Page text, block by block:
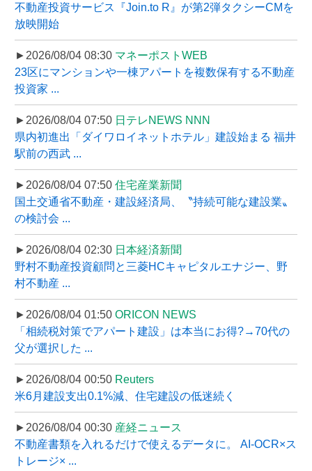
不動産投資サービス『Join.to R』が第2弾タクシーCMを
放映開始
►2026/08/04 08:30 マネーポストWEB
23区にマンションや一棟アパートを複数保有する不動産
投資家 ...
►2026/08/04 07:50 日テレNEWS NNN
県内初進出「ダイワロイネットホテル」建設始まる 福井
駅前の西武 ...
►2026/08/04 07:50 住宅産業新聞
国土交通省不動産・建設経済局、〝持続可能な建設業〟
の検討会 ...
►2026/08/04 02:30 日本経済新聞
野村不動産投資顧問と三菱HCキャピタルエナジー、野
村不動産 ...
►2026/08/04 01:50 ORICON NEWS
「相続税対策でアパート建設」は本当にお得?→70代の
父が選択した ...
►2026/08/04 00:50 Reuters
米6月建設支出0.1%減、住宅建設の低迷続く
►2026/08/04 00:30 産経ニュース
不動産書類を入れるだけで使えるデータに。 AI-OCR×ス
トレージ× ...